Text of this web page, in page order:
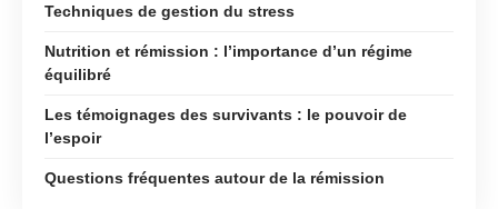
Techniques de gestion du stress
Nutrition et rémission : l’importance d’un régime
équilibré
Les témoignages des survivants : le pouvoir de
l’espoir
Questions fréquentes autour de la rémission